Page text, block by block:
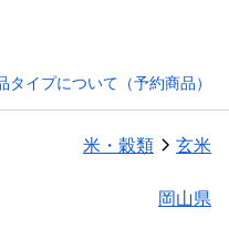
タイプについて（予約商品）
米・穀類 玄米
岡山県